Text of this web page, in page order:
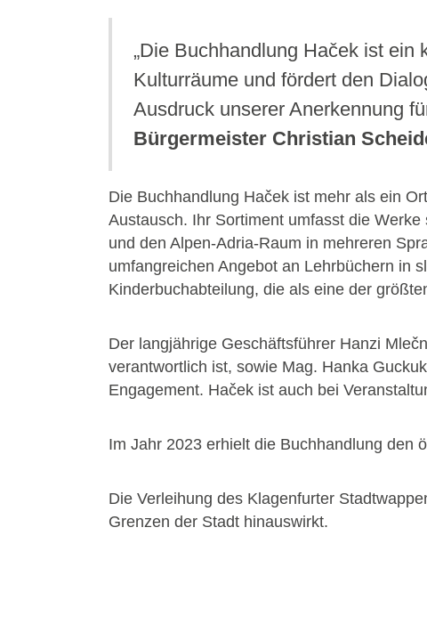
„Die Buchhandlung Haček ist ein
Kulturräume und fördert den
Ausdruck unserer Anerkennung
Bürgermeister Christian
Die Buchhandlung Haček ist mehr als ein
Austausch. Ihr Sortiment umfasst die
und den Alpen-Adria-Raum in mehreren
umfangreichen Angebot an Lehrbüchern in
Kinderbuchabteilung, die als eine der
Der langjährige Geschäftsführer Hanzi
verantwortlich ist, sowie Mag. Hanka
Engagement. Haček ist auch bei
Im Jahr 2023 erhielt die Buchhandlung den
Die Verleihung des Klagenfurter
Grenzen der Stadt hinauswirkt.